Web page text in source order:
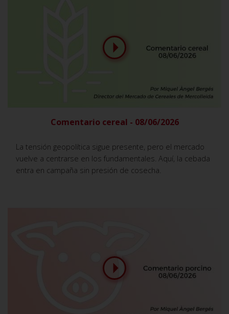
Comentario cereal - 08/06/2026
La tensión geopolítica sigue presente, pero el mercado
vuelve a centrarse en los fundamentales. Aquí, la cebada
entra en campaña sin presión de cosecha.